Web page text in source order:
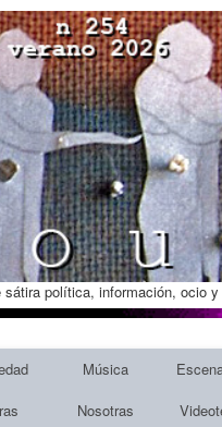
política, información, ocio
Música
Nosotras